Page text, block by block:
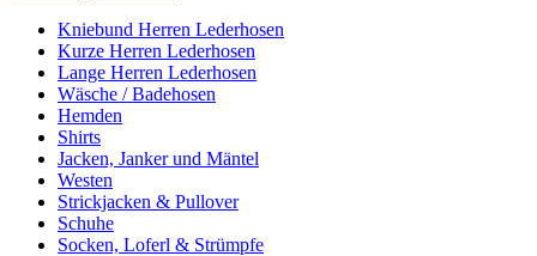
Kniebund Herren Lederhosen
Kurze Herren Lederhosen
Lange Herren Lederhosen
Wäsche / Badehosen
Hemden
Shirts
Jacken, Janker und Mäntel
Westen
Strickjacken & Pullover
Schuhe
Socken, Loferl & Strümpfe